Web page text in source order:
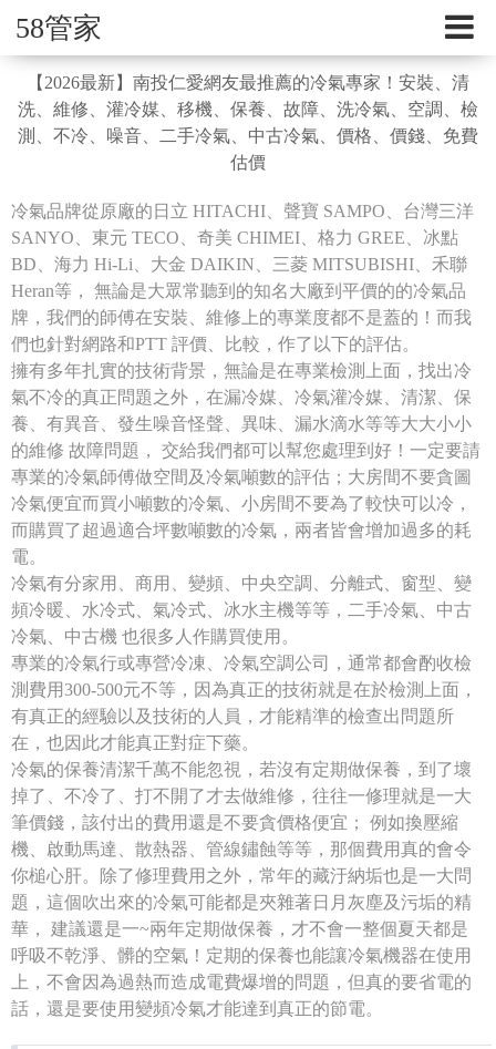
58管家
【2026最新】南投仁愛網友最推薦的冷氣專家！安裝、清
洗、維修、灌冷媒、移機、保養、故障、洗冷氣、空調、檢
測、不冷、噪音、二手冷氣、中古冷氣、價格、價錢、免費
估價
冷氣品牌從原廠的日立 HITACHI、聲寶 SAMPO、台灣三洋
SANYO、東元 TECO、奇美 CHIMEI、格力 GREE、冰點
BD、海力 Hi-Li、大金 DAIKIN、三菱 MITSUBISHI、禾聯
Heran等， 無論是大眾常聽到的知名大廠到平價的的冷氣品
牌，我們的師傅在安裝、維修上的專業度都不是蓋的！而我
們也針對網路和PTT 評價、比較，作了以下的評估。
擁有多年扎實的技術背景，無論是在專業檢測上面，找出冷
氣不冷的真正問題之外，在漏冷媒、冷氣灌冷媒、清潔、保
養、有異音、發生噪音怪聲、異味、漏水滴水等等大大小小
的維修 故障問題， 交給我們都可以幫您處理到好！一定要請
專業的冷氣師傅做空間及冷氣噸數的評估；大房間不要貪圖
冷氣便宜而買小噸數的冷氣、小房間不要為了較快可以冷，
而購買了超過適合坪數噸數的冷氣，兩者皆會增加過多的耗
電。
冷氣有分家用、商用、變頻、中央空調、分離式、窗型、變
頻冷暖、水冷式、氣冷式、冰水主機等等，二手冷氣、中古
冷氣、中古機 也很多人作購買使用。
專業的冷氣行或專營冷凍、冷氣空調公司，通常都會酌收檢
測費用300-500元不等，因為真正的技術就是在於檢測上面，
有真正的經驗以及技術的人員，才能精準的檢查出問題所
在，也因此才能真正對症下藥。
冷氣的保養清潔千萬不能忽視，若沒有定期做保養，到了壞
掉了、不冷了、打不開了才去做維修，往往一修理就是一大
筆價錢，該付出的費用還是不要貪價格便宜； 例如換壓縮
機、啟動馬達、散熱器、管線鏽蝕等等，那個費用真的會令
你槌心肝。除了修理費用之外，常年的藏汙納垢也是一大問
題，這個吹出來的冷氣可能都是夾雜著日月灰塵及污垢的精
華， 建議還是一~兩年定期做保養，才不會一整個夏天都是
呼吸不乾淨、髒的空氣！定期的保養也能讓冷氣機器在使用
上，不會因為過熱而造成電費爆增的問題，但真的要省電的
話，還是要使用變頻冷氣才能達到真正的節電。